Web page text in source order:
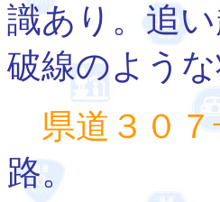
識あり。追
破線のような
県道３０
路。